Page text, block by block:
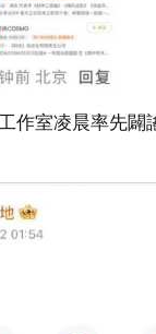
作室凌晨率先闢